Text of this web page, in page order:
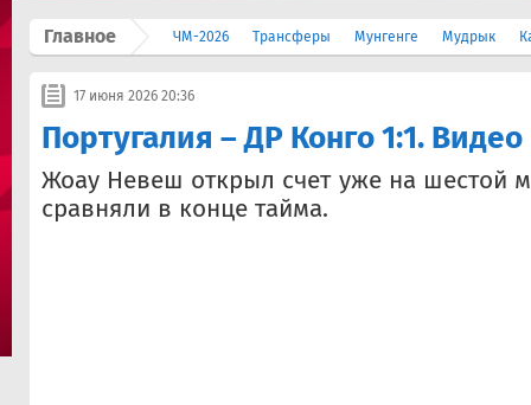
Главное ЧМ-2026 Трансферы Мунгенге Мудрык
17 июня 2026 20:36
Португалия – ДР Конго 1:1. Видео
Жоау Невеш открыл счет уже на шестой
сравняли в конце тайма.